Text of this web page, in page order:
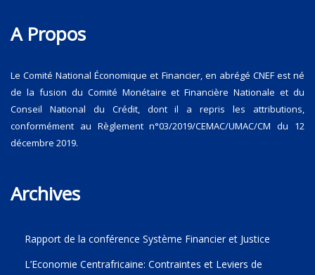
A Propos
Le Comité National Économique et Financier, en abrégé CNEF est né
de la fusion du Comité Monétaire et Financière Nationale et du
Conseil National du Crédit, dont il a repris les attributions,
conformément au Règlement n°03/2019/CEMAC/UMAC/CM du 12
décembre 2019.
Archives
Rapport de la conférence Système Financier et Justice
L’Economie Centrafricaine: Contraintes et Leviers de